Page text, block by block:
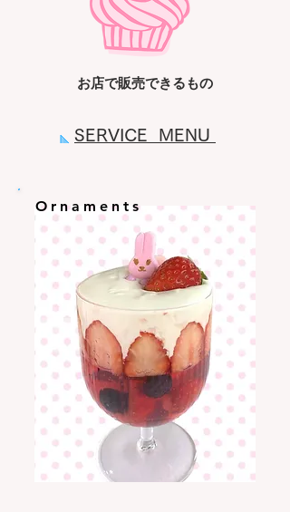
お店で​販売できるもの
SERVICE MENU
Ornaments